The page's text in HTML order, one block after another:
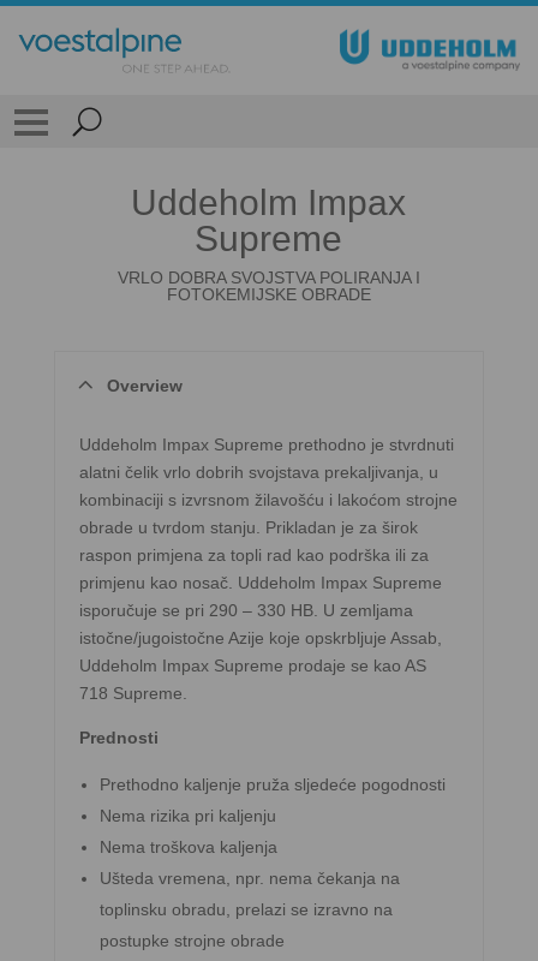
Uddeholm Impax
Supreme
VRLO DOBRA SVOJSTVA POLIRANJA I
FOTOKEMIJSKE OBRADE
Overview
Uddeholm Impax Supreme prethodno je stvrdnuti
alatni čelik vrlo dobrih svojstava prekaljivanja, u
kombinaciji s izvrsnom žilavošću i lakoćom strojne
obrade u tvrdom stanju. Prikladan je za širok
raspon primjena za topli rad kao podrška ili za
primjenu kao nosač. Uddeholm Impax Supreme
isporučuje se pri 290 – 330 HB. U zemljama
istočne/jugoistočne Azije koje opskrbljuje Assab,
Uddeholm Impax Supreme prodaje se kao AS
718 Supreme.
Prednosti
Prethodno kaljenje pruža sljedeće pogodnosti
Nema rizika pri kaljenju
Nema troškova kaljenja
Ušteda vremena, npr. nema čekanja na
toplinsku obradu, prelazi se izravno na
postupke strojne obrade